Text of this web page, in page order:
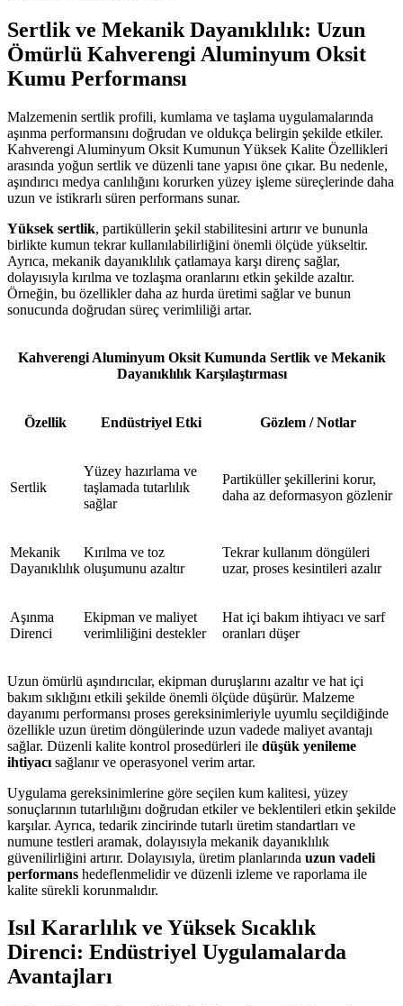
Sertlik ve Mekanik Dayanıklılık: Uzun
Ömürlü Kahverengi Aluminyum Oksit
Kumu Performansı
Malzemenin sertlik profili, kumlama ve taşlama uygulamalarında
aşınma performansını doğrudan ve oldukça belirgin şekilde etkiler.
Kahverengi Aluminyum Oksit Kumunun Yüksek Kalite Özellikleri
arasında yoğun sertlik ve düzenli tane yapısı öne çıkar. Bu nedenle,
aşındırıcı medya canlılığını korurken yüzey işleme süreçlerinde daha
uzun ve istikrarlı süren performans sunar.
Yüksek sertlik, partiküllerin şekil stabilitesini artırır ve bununla
birlikte kumun tekrar kullanılabilirliğini önemli ölçüde yükseltir.
Ayrıca, mekanik dayanıklılık çatlamaya karşı direnç sağlar,
dolayısıyla kırılma ve tozlaşma oranlarını etkin şekilde azaltır.
Örneğin, bu özellikler daha az hurda üretimi sağlar ve bunun
sonucunda doğrudan süreç verimliliği artar.
Kahverengi Aluminyum Oksit Kumunda Sertlik ve Mekanik
Dayanıklılık Karşılaştırması
Özellik Endüstriyel Etki Gözlem / Notlar
Sertlik
Yüzey hazırlama ve
taşlamada tutarlılık
sağlar
Partiküller şekillerini korur,
daha az deformasyon gözlenir
Mekanik
Dayanıklılık
Kırılma ve toz
oluşumunu azaltır
Tekrar kullanım döngüleri
uzar, proses kesintileri azalır
Aşınma
Direnci
Ekipman ve maliyet
verimliliğini destekler
Hat içi bakım ihtiyacı ve sarf
oranları düşer
Uzun ömürlü aşındırıcılar, ekipman duruşlarını azaltır ve hat içi
bakım sıklığını etkili şekilde önemli ölçüde düşürür. Malzeme
dayanımı performansı proses gereksinimleriyle uyumlu seçildiğinde
özellikle uzun üretim döngülerinde uzun vadede maliyet avantajı
sağlar. Düzenli kalite kontrol prosedürleri ile düşük yenileme
ihtiyacı sağlanır ve operasyonel verim artar.
Uygulama gereksinimlerine göre seçilen kum kalitesi, yüzey
sonuçlarının tutarlılığını doğrudan etkiler ve beklentileri etkin şekilde
karşılar. Ayrıca, tedarik zincirinde tutarlı üretim standartları ve
numune testleri aramak, dolayısıyla mekanik dayanıklılık
güvenilirliğini artırır. Dolayısıyla, üretim planlarında uzun vadeli
performans hedeflenmelidir ve düzenli izleme ve raporlama ile
kalite sürekli korunmalıdır.
Isıl Kararlılık ve Yüksek Sıcaklık
Direnci: Endüstriyel Uygulamalarda
Avantajları